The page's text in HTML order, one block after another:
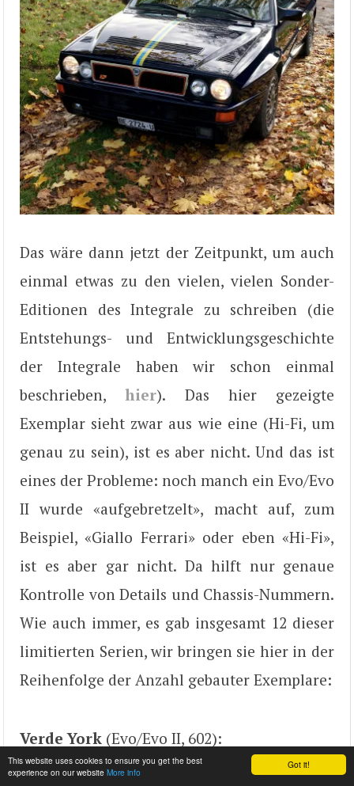
Got it!
This website uses cookies to ensure you get the best
experience on our website More info
Das wäre dann jetzt der Zeitpunkt, um auch
einmal etwas zu den vielen, vielen Sonder-
Editionen des Integrale zu schreiben (die
Entstehungs- und Entwicklungsgeschichte
der Integrale haben wir schon einmal
beschrieben,hier). Das hier gezeigte
Exemplar sieht zwar aus wie eine (Hi-Fi, um
genau zu sein), ist es aber nicht. Und das ist
eines der Probleme: noch manch ein Evo/Evo
II wurde «aufgebretzelt», macht auf, zum
Beispiel, «Giallo Ferrari» oder eben «Hi-Fi»,
ist es aber gar nicht. Da hilft nur genaue
Kontrolle von Details und Chassis-Nummern.
Wie auch immer, es gab insgesamt 12 dieser
limitierten Serien, wir bringen sie hier in der
Reihenfolge der Anzahl gebauter Exemplare:
Verde York (Evo/Evo II, 602):